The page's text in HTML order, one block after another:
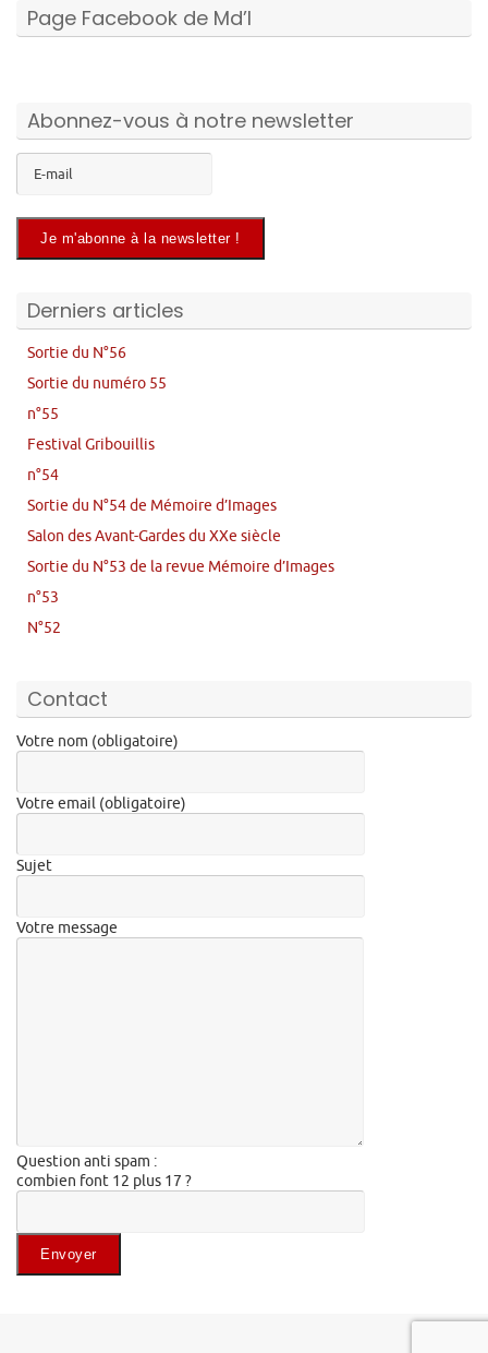
Page Facebook de Md’I
Abonnez-vous à notre newsletter
Derniers articles
Sortie du N°56
Sortie du numéro 55
n°55
Festival Gribouillis
n°54
Sortie du N°54 de Mémoire d’Images
Salon des Avant-Gardes du XXe siècle
Sortie du N°53 de la revue Mémoire d’Images
n°53
N°52
Contact
Votre nom (obligatoire)
Votre email (obligatoire)
Sujet
Votre message
Question anti spam :
combien font 12 plus 17 ?